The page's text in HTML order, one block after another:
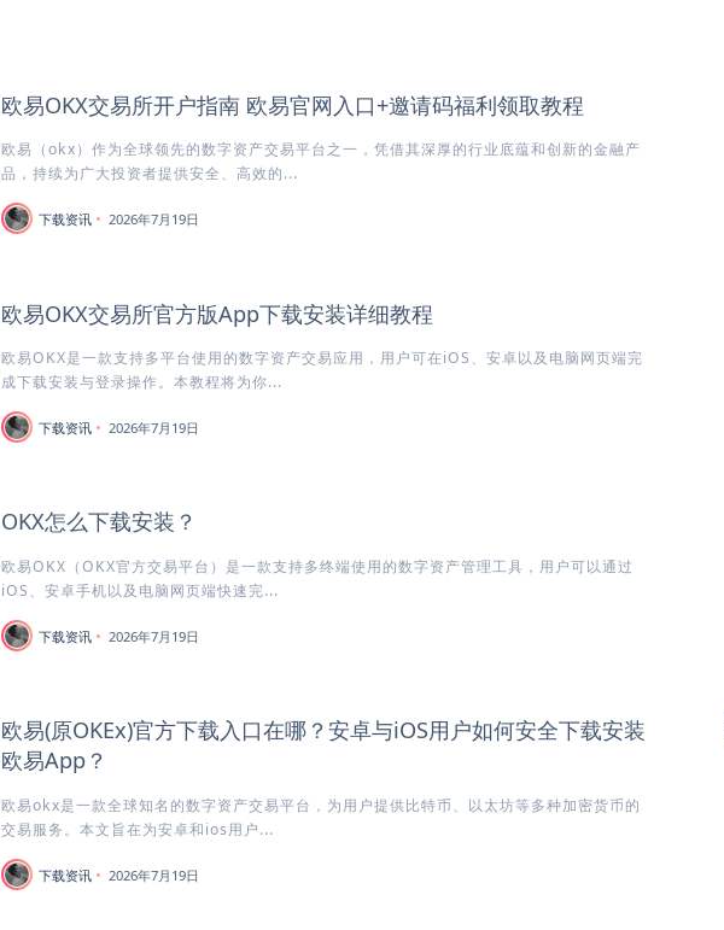
欧易OKX交易所开户指南 欧易官网入口+邀请码福利领取教程
欧易（okx）作为全球领先的数字资产交易平台之一，凭借其深厚的行业底蕴和创新的金融产
品，持续为广大投资者提供安全、高效的...
下载资讯 2026年7月19日
欧易OKX交易所官方版App下载安装详细教程
欧易OKX是一款支持多平台使用的数字资产交易应用，用户可在iOS、安卓以及电脑网页端完
成下载安装与登录操作。本教程将为你...
下载资讯 2026年7月19日
OKX怎么下载安装？
欧易OKX（OKX官方交易平台）是一款支持多终端使用的数字资产管理工具，用户可以通过
iOS、安卓手机以及电脑网页端快速完...
下载资讯 2026年7月19日
欧易(原OKEx)官方下载入口在哪？安卓与iOS用户如何安全下载安装
欧易App？
欧易okx是一款全球知名的数字资产交易平台，为用户提供比特币、以太坊等多种加密货币的
交易服务。本文旨在为安卓和ios用户...
下载资讯 2026年7月19日